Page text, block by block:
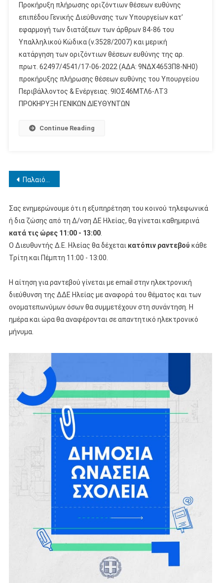
Προκήρυξη πλήρωσης οριζόντιων θέσεων ευθύνης
επιπέδου Γενικής Διεύθυνσης των Υπουργείων κατ’
εφαρμογή των διατάξεων των άρθρων 84-86 του
Υπαλληλικού Κώδικα (ν.3528/2007) και μερική
κατάργηση των οριζόντιων θέσεων ευθύνης της αρ.
πρωτ. 62497/4541/17-06-2022 (ΑΔΑ: 9ΝΔΧ4653Π8-ΝΗ0)
προκήρυξης πλήρωσης θέσεων ευθύνης του Υπουργείου
Περιβάλλοντος & Ενέργειας. 9ΙΟΣ46ΜΤΛ6-ΛΤ3
ΠΡΟΚΗΡΥΞΗ ΓΕΝΙΚΩΝ ΔΙΕΥΘΥΝΤΩΝ
Continue Reading
Πλοήγηση
Παλαιότερα άρθρα
Σας ενημερώνουμε ότι η εξυπηρέτηση του κοινού τηλεφωνικά
ή δια ζώσης από τη Δ/νση ΔΕ Ηλείας, θα γίνεται καθημερινά
κατά τις ώρες 11:00 - 13:00.
Ο Διευθυντής Δ.Ε. Ηλείας θα δέχεται κατόπιν ραντεβού κάθε
Τρίτη και Πέμπτη 11:00 - 13:00.
Η αίτηση για ραντεβού γίνεται με email στην ηλεκτρονική
διεύθυνση της ΔΔΕ Ηλείας με αναφορά του θέματος και των
ονοματεπωνύμων όσων θα συμμετέχουν στη συνάντηση. Η
ημέρα και ώρα θα αναφέρονται σε απαντητικό ηλεκτρονικό
μήνυμα.